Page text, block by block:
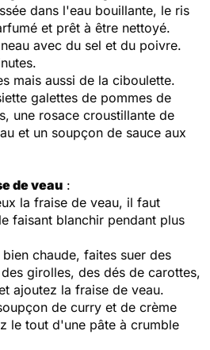
dans l'eau bouillante, le ris
et prêt à être nettoyé.
avec du sel et du poivre.
mais aussi de la ciboulette.
galettes de pommes de
une rosace croustillante de
et un soupçon de sauce aux
de veau :
la fraise de veau, il faut
faisant blanchir pendant plus
chaude, faites suer des
girolles, des dés de carottes,
ajoutez la fraise de veau.
de curry et de crème
le tout d'une pâte à crumble